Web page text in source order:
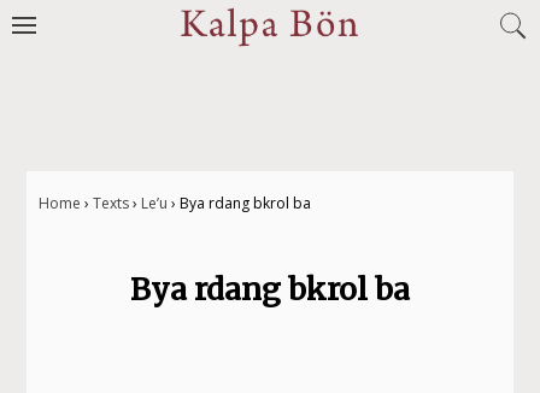
Jump
Home ›Texts› Le’u ›Bya rdang bkrol ba
Bya rdang bkrol ba